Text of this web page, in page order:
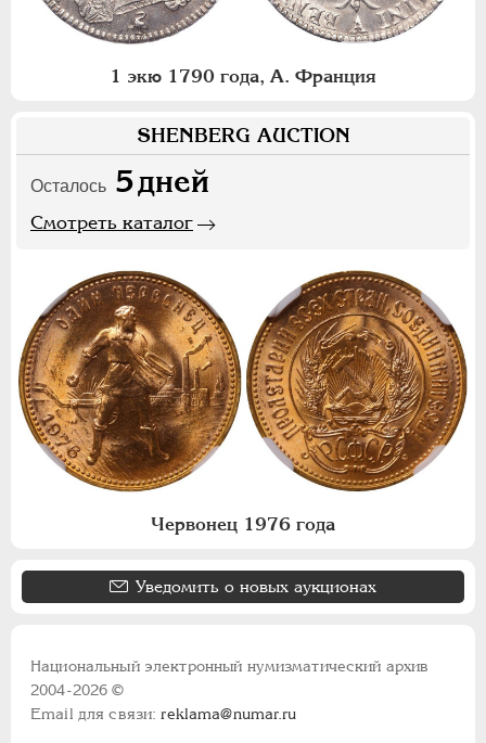
1 экю 1790 года, А. Франция
SHENBERG AUCTION
Осталось 5дней
Смотреть каталог
Червонец 1976 года
Уведомить о новых аукционах
Национальный электронный нумизматический архив
2004-2026 ©
Email для связи:reklama@numar.ru